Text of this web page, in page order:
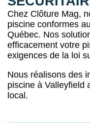
Chez Clôture Mag,
piscine conformes
Québec. Nos
efficacement votre
exigences de la loi
Nous réalisons des
piscine à Valleyfield
local.